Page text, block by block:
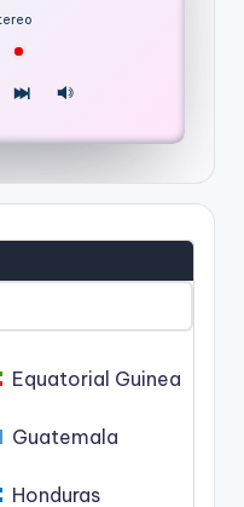
Equatorial Guinea
Guatemala
Honduras